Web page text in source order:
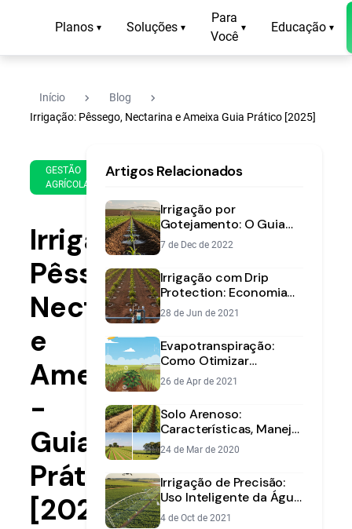
Planos ▾ Soluções ▾
Para
Você
▾ Educação ▾
Início navigate_next Blog navigate_next
Irrigação: Pêssego, Nectarina e Ameixa Guia Prático [2025]
GESTÃO
AGRÍCOLA
Sep
2025
min
leitura
Irrigação:
Pêssego,
Nectarina
e
Ameixa
-
Guia
Prático
[2025]
Artigos Relacionados
Irrigação por
Gotejamento: O Guia
Completo para o
Produtor
7 de Dec de 2022
Irrigação com Drip
Protection: Economia
de Água e Aplicação
Precisa de Insumos
28 de Jun de 2021
Evapotranspiração:
Como Otimizar
Irrigação e
Produtividade Agrícola
26 de Apr de 2021
Solo Arenoso:
Características, Manejo
e Correção
24 de Mar de 2020
Irrigação de Precisão:
Uso Inteligente da Água
e Maior Produtividade
4 de Oct de 2021